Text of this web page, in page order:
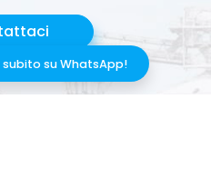
subito su WhatsApp!